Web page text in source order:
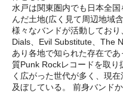
水戸は関東圏内でも日本全
んだ土地(広く見て周辺地域
様々なバンドが活動してお
Dials、Evil Substitute、The
あり各地で知られた存在で
質Punk Rockレコードを取り
く広がった世代が多く、現
及ぼしている。 前身バンド